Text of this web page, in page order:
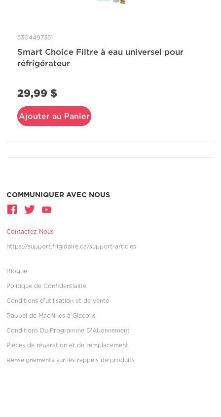
5304497351
Smart Choice Filtre à eau universel pour
réfrigérateur
29,99 $
Ajouter au Panier
COMMUNIQUER AVEC NOUS
Contactez Nous
https://support.frigidaire.ca/support-articles
Blogue
Politique de Confidentialité
Conditions d’utilisation et de vente
Rappel de Machines à Glaçons
Conditions Du Programme D'Abonnement
Pièces de réparation et de remplacement
Renseignements sur les rappels de produits